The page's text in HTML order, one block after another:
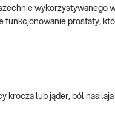
funkcjonowanie prostaty,
krocza lub jąder, ból